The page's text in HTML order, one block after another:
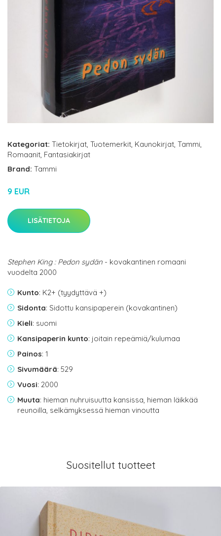
Kategoriat: Tietokirjat, Tuotemerkit, Kaunokirjat, Tammi,
Romaanit, Fantasiakirjat
Brand: Tammi
9 EUR
LISÄTIETOJA
Stephen King : Pedon sydän - kovakantinen romaani
vuodelta 2000
Kunto: K2+ (tyydyttävä +)
Sidonta: Sidottu kansipaperein (kovakantinen)
Kieli: suomi
Kansipaperin kunto: joitain repeämiä/kulumaa
Painos: 1
Sivumäärä: 529
Vuosi: 2000
Muuta: hieman nuhruisuutta kansissa, hieman läikkää
reunoilla, selkämyksessä hieman vinoutta
Suositellut tuotteet